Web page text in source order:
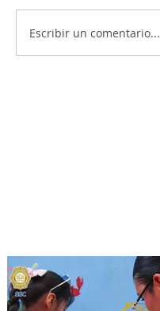
Escribir un comentario...